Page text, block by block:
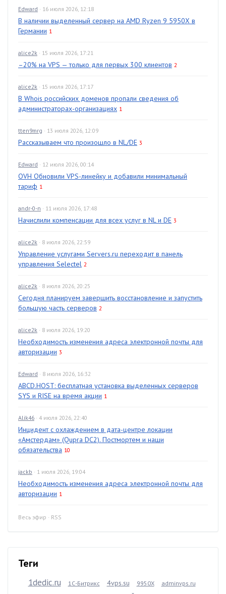
Edward · 16 июля 2026, 12:18
В наличии выделенный сервер на AMD Ryzen 9 5950X в
Германии 1
alice2k · 15 июля 2026, 17:21
–20% на VPS — только для первых 300 клиентов 2
alice2k · 15 июля 2026, 17:17
В Whois российских доменов пропали сведения об
администраторах-организациях 1
tten9mrg · 13 июля 2026, 12:09
Рассказываем что произошло в NL/DE 3
Edward · 12 июля 2026, 00:14
OVH Обновили VPS-линейку и добавили минимальный
тариф 1
andr-0-n · 11 июля 2026, 17:48
Начислили компенсации для всех услуг в NL и DE 3
alice2k · 8 июля 2026, 22:59
Управление услугами Servers.ru переходит в панель
управления Selectel 2
alice2k · 8 июля 2026, 20:25
Сегодня планируем завершить восстановление и запустить
большую часть серверов 2
alice2k · 8 июля 2026, 19:20
Необходимость изменения адреса электронной почты для
авторизации 3
Edward · 8 июля 2026, 16:32
ABCD.HOST: бесплатная установка выделенных серверов
SYS и RISE на время акции 1
Alik46 · 4 июля 2026, 22:40
Инцидент с охлаждением в дата-центре локации
«Амстердам» (Qupra DC2). Постмортем и наши
обязательства 10
jackb · 1 июля 2026, 19:04
Необходимость изменения адреса электронной почты для
авторизации 1
Весь эфир · RSS
Теги
1dedic.ru 1С-Битрикс 4vps.su 9950X
adminvps.ru